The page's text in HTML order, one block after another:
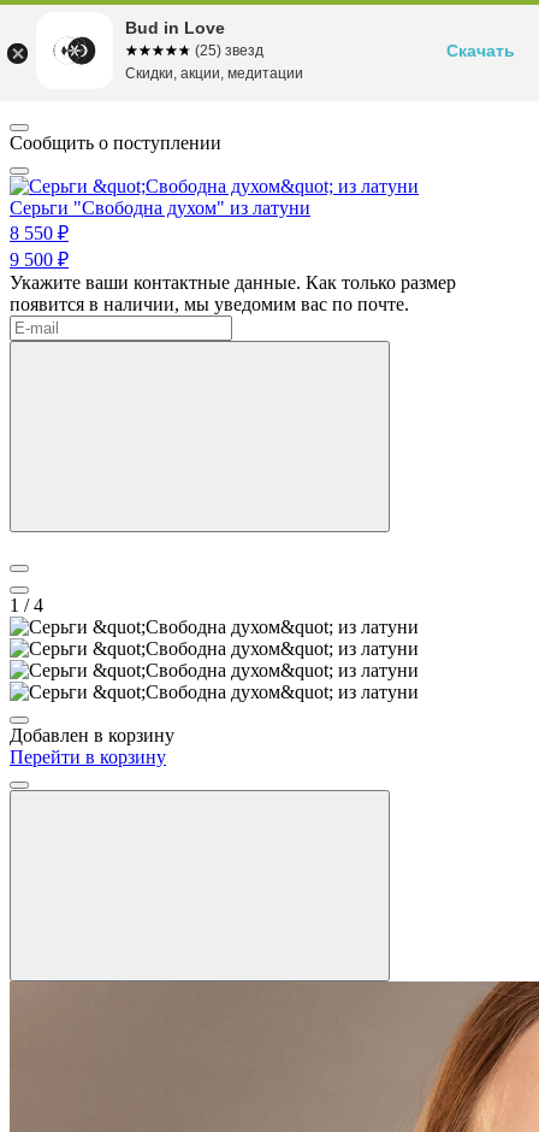
Сообщить о поступлении
Серьги "Свободна духом" из латуни
8 550 ₽
9 500 ₽
Укажите ваши контактные данные. Как только размер
появится в наличии, мы уведомим вас по почте.
1 / 4
Добавлен в корзину
Перейти в корзину
Bud in Love
☆☆☆☆☆
★★★★★ (25) звезд
Скидки, акции, медитации
Скачать